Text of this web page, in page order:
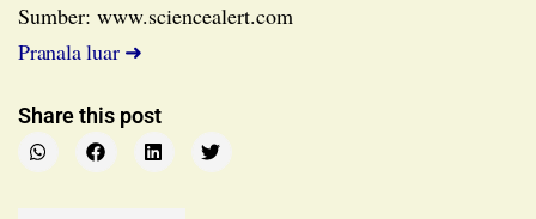
Sumber: www.sciencealert.com
Pranala luar ➜
Share this post